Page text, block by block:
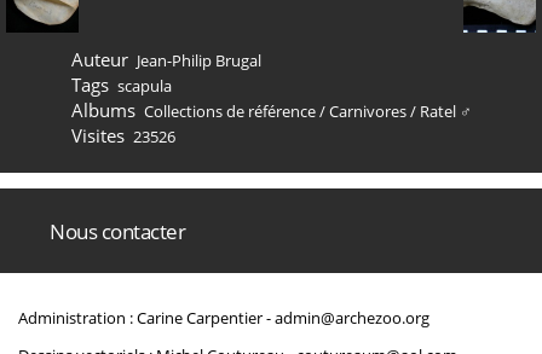
Auteur Jean-Philip Brugal
Tags scapula
Albums Collections de référence/Carnivores/ Ratel ♂
Visites 23526
Nous contacter
Administration : Carine Carpentier -admin@archezoo.org